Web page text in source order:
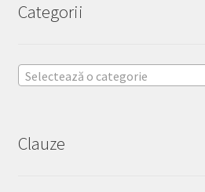
Categorii
Selectează o categorie
Clauze